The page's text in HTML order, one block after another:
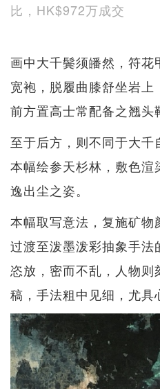
比，HK$972万成交
画中大千鬓须皤然，符
宽袍，脱履曲膝舒坐岩上
前方置高士常配备之翘头
至于后方，则不同于大千
本幅绘参天杉林，敷色
逸出尘之姿。
本幅取写意法，复施矿
过渡至泼墨泼彩抽象手
恣放，密而不乱，人物则
稿，手法粗中见细，尤具